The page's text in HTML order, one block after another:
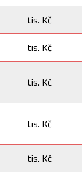
tis. Kč
tis. Kč
tis. Kč
tis. Kč
tis. Kč